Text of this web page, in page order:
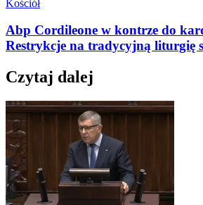
Kościół
Abp Cordileone w kontrze do
Restrykcje na tradycyjną liturgię
Czytaj dalej